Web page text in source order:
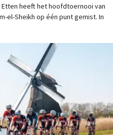
Etten heeft het hoofdtoernooi van
el-Sheikh op één punt gemist. In